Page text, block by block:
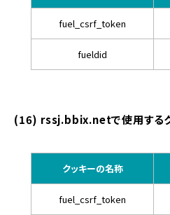
fuel_csrf_token
fueldid
(16) rssj.bbix.netで使用する
クッキーの名称
fuel_csrf_token